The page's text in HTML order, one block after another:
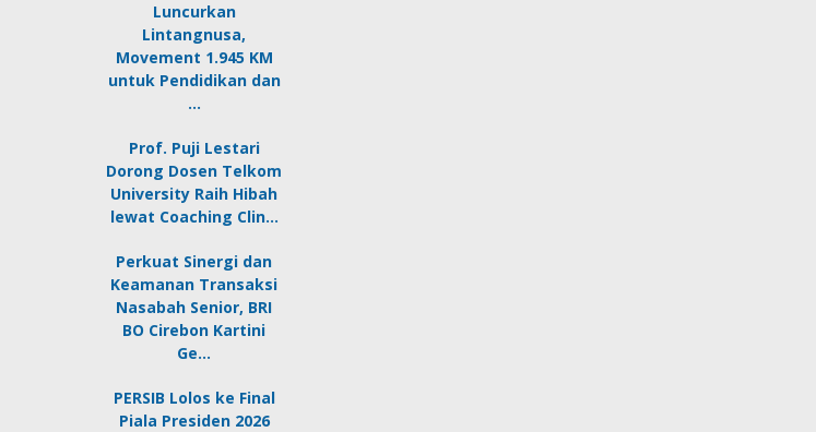
Luncurkan
Lintangnusa,
Movement 1.945 KM
untuk Pendidikan dan
…
Prof. Puji Lestari
Dorong Dosen Telkom
University Raih Hibah
lewat Coaching Clin…
Perkuat Sinergi dan
Keamanan Transaksi
Nasabah Senior, BRI
BO Cirebon Kartini
Ge…
PERSIB Lolos ke Final
Piala Presiden 2026